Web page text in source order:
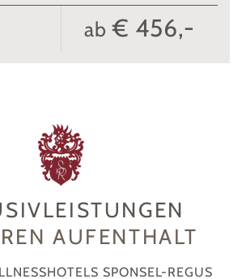
ab € 456,-
AUFENTHALT
SPONSEL-REGUS